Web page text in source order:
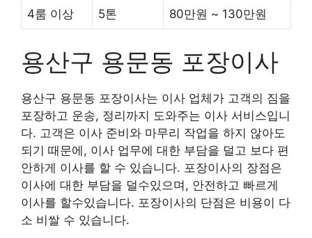
4룸 이상 5톤 80만원 ~ 130만원
용산구 용문동 포장이사
용산구 용문동 포장이사는 이사 업체가 고객의 짐을
포장하고 운송, 정리까지 도와주는 이사 서비스입니
다. 고객은 이사 준비와 마무리 작업을 하지 않아도
되기 때문에, 이사 업무에 대한 부담을 덜고 보다 편
안하게 이사를 할 수 있습니다. 포장이사의 장점은
이사에 대한 부담을 덜수있으며, 안전하고 빠르게
이사를 할수있습니다. 포장이사의 단점은 비용이 다
소 비쌀 수 있습니다.